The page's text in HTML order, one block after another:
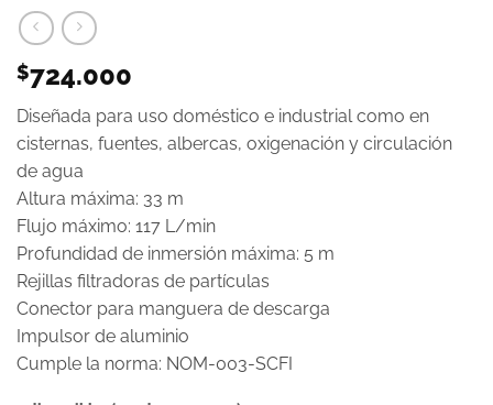
$724.000
Diseñada para uso doméstico e industrial como en
cisternas, fuentes, albercas, oxigenación y circulación
de agua
Altura máxima: 33 m
Flujo máximo: 117 L/min
Profundidad de inmersión máxima: 5 m
Rejillas filtradoras de partículas
Conector para manguera de descarga
Impulsor de aluminio
Cumple la norma: NOM-003-SCFI